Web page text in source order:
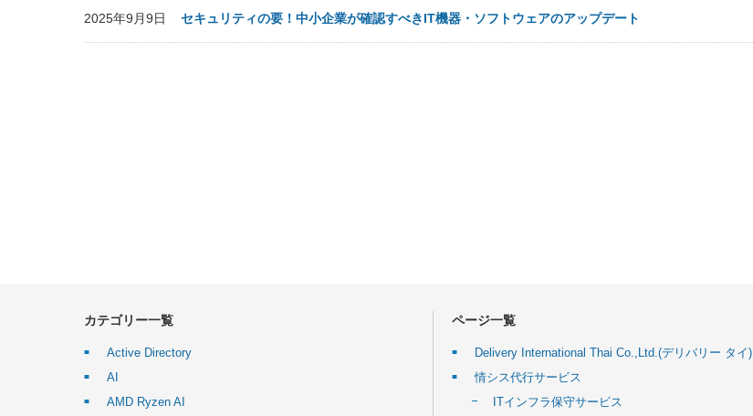
2025年9月9日 セキュリティの要！中小企業が確認すべきIT機器・ソフトウェアのアップデート
カテゴリー一覧
Active Directory
AI
AMD Ryzen AI
ページ一覧
Delivery International Thai Co.,Ltd.(デリバリー タイ)
情シス代行サービス
ITインフラ保守サービス